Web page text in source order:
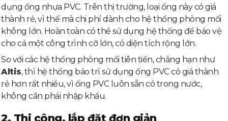
dụng ống nhựa PVC. Trên thị trường, loại ống này có giá
thành rẻ, vì thế mà chi phí dành cho hệ thống phòng mối
không lớn. Hoàn toàn có thể sử dụng hệ thống để bảo vệ
cho cả một công trình cỡ lớn, có diện tích rộng lớn.
So với các hệ thống phòng mối tiên tiến, chẳng hạn như
Altis, thì hệ thống bảo trì sử dụng ống PVC có giá thành
rẻ hơn rất nhiều, vì ống PVC luôn sẵn có trong nước,
không cần phải nhập khẩu.
2. Thi công, lắp đặt đơn giản